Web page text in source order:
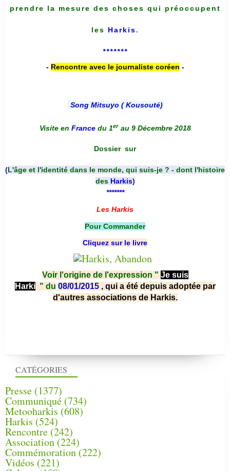
CATÉGORIES
Presse (1377)
Communiqué (734)
Metooharkis (608)
Harkis (524)
Rencontre (242)
Association (224)
Commémoration(222)
Vidéos (221)
prendre la mesure des choses qui préoccupent
les Harkis.
*******
- Rencontre avec le journaliste coréen -
Song Mitsuyo ( Kousouté)
Visite en France du 1er au 9 Décembre 2018
Dossier sur
(L'âge et l'identité dans le monde, qui suis-je ? - dont l'histoire
des Harkis)
*******
Les Harkis
Pour Commander
Cliquez sur le livre
Voir l'origine de l'expression " Je suis
Harki " du 08/01/2015 , qui a été depuis adoptée par
d'autres associations de Harkis.